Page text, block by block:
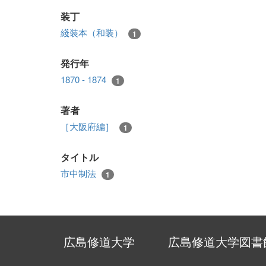
装丁
綫装本（和装） 1
発行年
1870 - 1874 1
著者
［大阪府編］ 1
タイトル
市中制法 1
広島修道大学 広島修道大学図